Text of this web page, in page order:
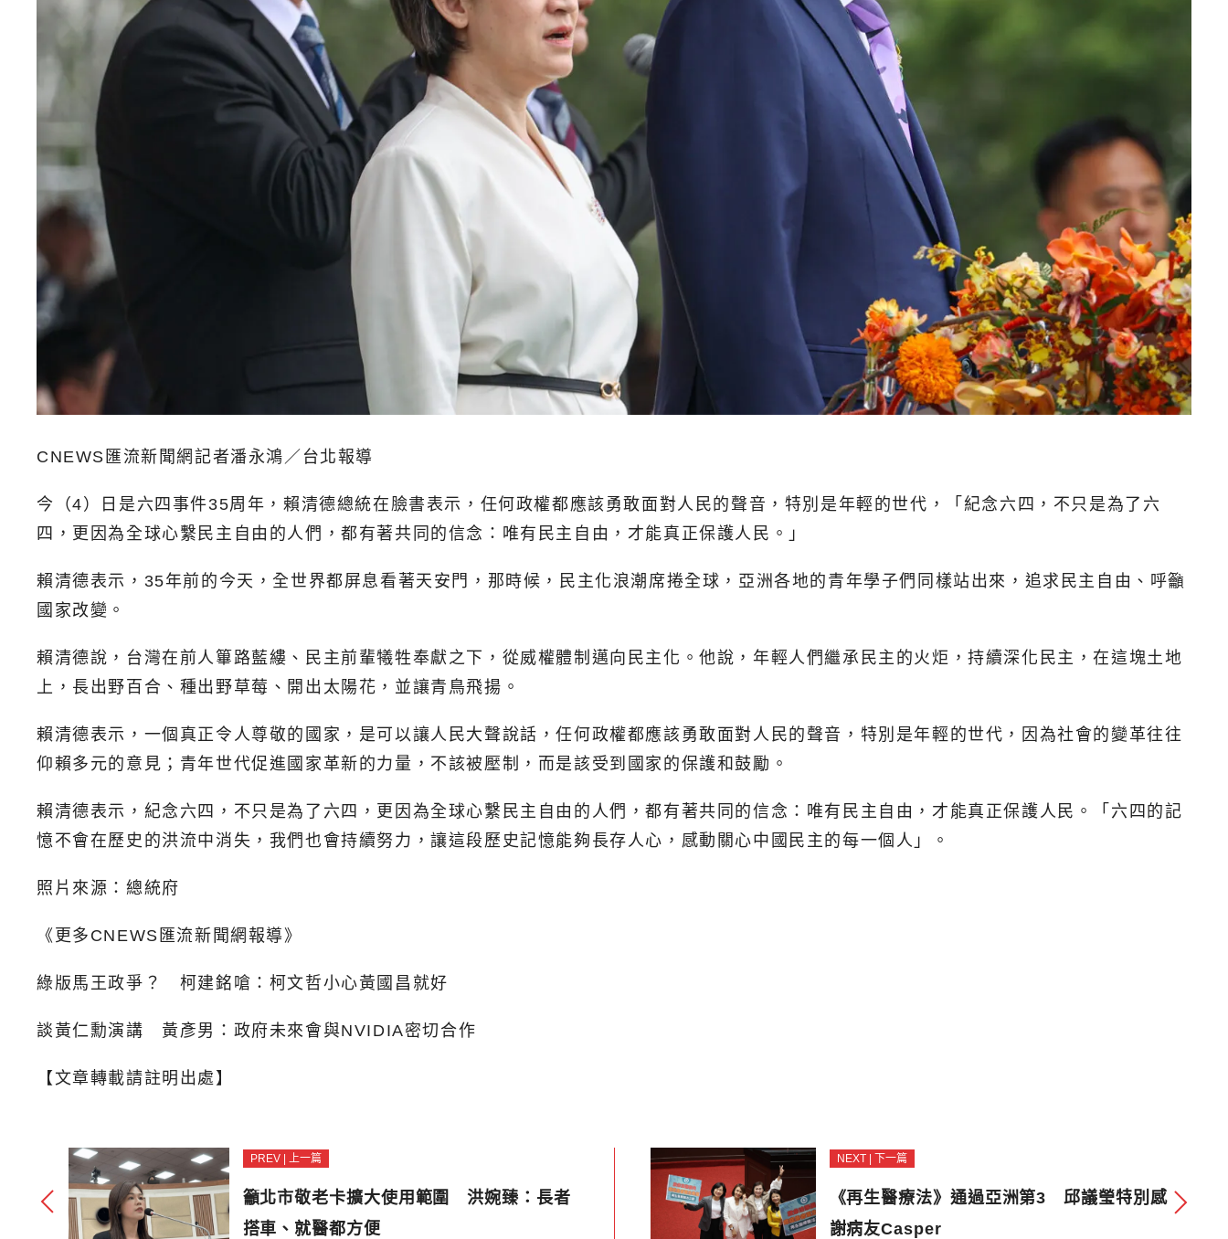
CNEWS匯流新聞網記者潘永鴻／台北報導
今（4）日是六四事件35周年，賴清德總統在臉書表示，任何政權都應該勇敢面對人民的聲音，特別是年輕的世代，「紀念六四，不只是為了六
四，更因為全球心繫民主自由的人們，都有著共同的信念：唯有民主自由，才能真正保護人民。」
賴清德表示，35年前的今天，全世界都屏息看著天安門，那時候，民主化浪潮席捲全球，亞洲各地的青年學子們同樣站出來，追求民主自由、呼籲
國家改變。
賴清德說，台灣在前人篳路藍縷、民主前輩犧牲奉獻之下，從威權體制邁向民主化。他說，年輕人們繼承民主的火炬，持續深化民主，在這塊土地
上，長出野百合、種出野草莓、開出太陽花，並讓青鳥飛揚。
賴清德表示，一個真正令人尊敬的國家，是可以讓人民大聲說話，任何政權都應該勇敢面對人民的聲音，特別是年輕的世代，因為社會的變革往往
仰賴多元的意見；青年世代促進國家革新的力量，不該被壓制，而是該受到國家的保護和鼓勵。
賴清德表示，紀念六四，不只是為了六四，更因為全球心繫民主自由的人們，都有著共同的信念：唯有民主自由，才能真正保護人民。「六四的記
憶不會在歷史的洪流中消失，我們也會持續努力，讓這段歷史記憶能夠長存人心，感動關心中國民主的每一個人」。
照片來源：總統府
《更多CNEWS匯流新聞網報導》
綠版馬王政爭？ 柯建銘嗆：柯文哲小心黃國昌就好
談黃仁勳演講 黃彥男：政府未來會與NVIDIA密切合作
【文章轉載請註明出處】
PREV | 上一篇
籲北市敬老卡擴大使用範圍 洪婉臻：長者
搭車、就醫都方便
NEXT | 下一篇
《再生醫療法》通過亞洲第3 邱議瑩特別感
謝病友Casper